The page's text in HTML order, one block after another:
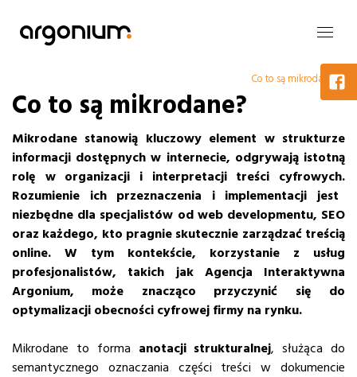
Co to są mikrodane?
Co to są mikrodane?
Mikrodane stanowią kluczowy element w strukturze
informacji dostępnych w internecie, odgrywają istotną
rolę w organizacji i interpretacji treści cyfrowych.
Rozumienie ich przeznaczenia i implementacji jest
niezbędne dla specjalistów od web developmentu, SEO
oraz każdego, kto pragnie skutecznie zarządzać treścią
online.
W tym kontekście, korzystanie z usług
profesjonalistów, takich jak Agencja Interaktywna
Argonium, może znacząco przyczynić się do
optymalizacji obecności cyfrowej firmy na rynku.
Mikrodane to forma anotacji strukturalnej, służąca do
semantycznego oznaczania części treści w dokumencie